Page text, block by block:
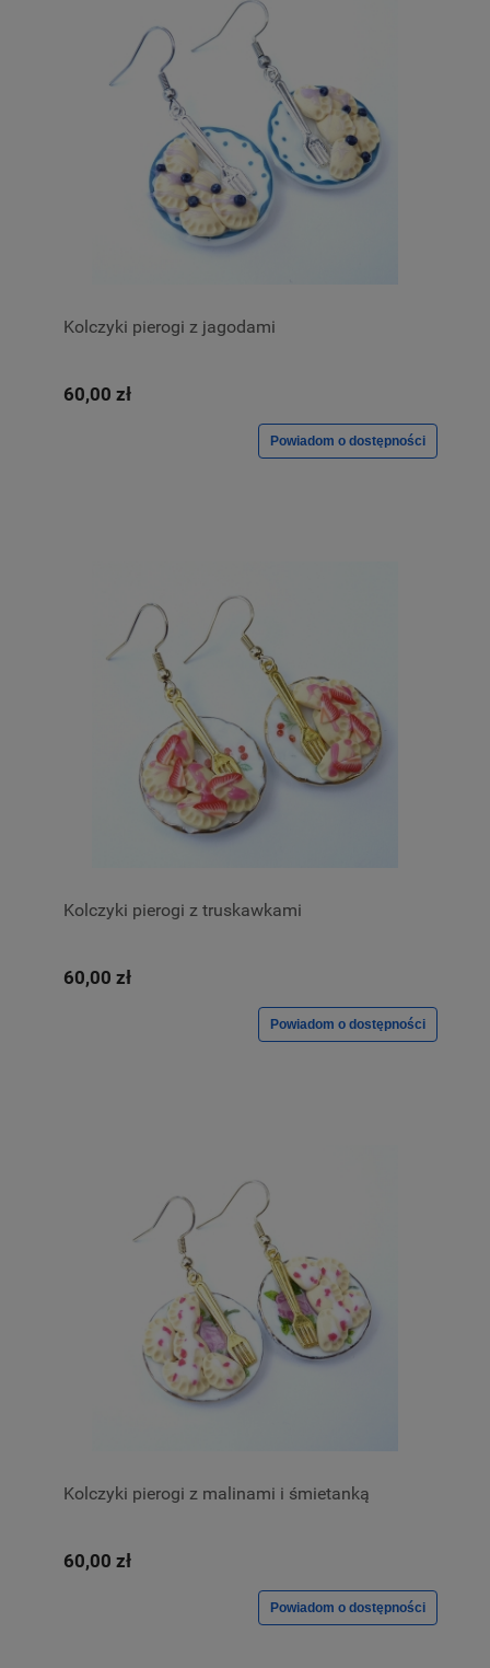
Kolczyki pierogi z jagodami
60,00 zł
Powiadom o dostępności
Kolczyki pierogi z truskawkami
60,00 zł
Powiadom o dostępności
Kolczyki pierogi z malinami i śmietanką
60,00 zł
Powiadom o dostępności